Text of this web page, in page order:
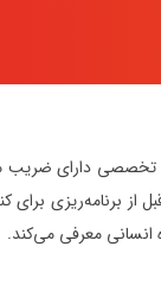
کنند. هر کدام از این
قبل از برنامه‌ریزی